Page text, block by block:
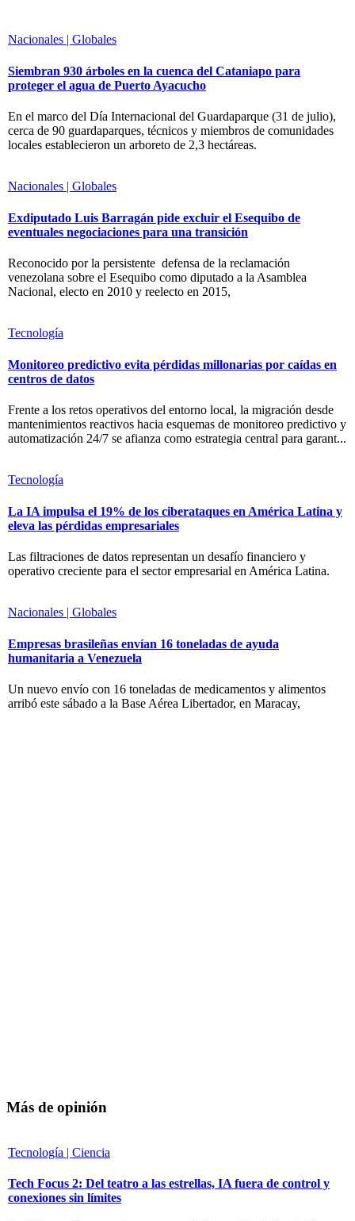
Nacionales | Globales
Siembran 930 árboles en la cuenca del Cataniapo para
proteger el agua de Puerto Ayacucho
En el marco del Día Internacional del Guardaparque (31 de julio),
cerca de 90 guardaparques, técnicos y miembros de comunidades
locales establecieron un arboreto de 2,3 hectáreas.
Nacionales | Globales
Exdiputado Luis Barragán pide excluir el Esequibo de
eventuales negociaciones para una transición
Reconocido por la persistente defensa de la reclamación
venezolana sobre el Esequibo como diputado a la Asamblea
Nacional, electo en 2010 y reelecto en 2015,
Tecnología
Monitoreo predictivo evita pérdidas millonarias por caídas en
centros de datos
Frente a los retos operativos del entorno local, la migración desde
mantenimientos reactivos hacia esquemas de monitoreo predictivo y
automatización 24/7 se afianza como estrategia central para garant...
Tecnología
La IA impulsa el 19% de los ciberataques en América Latina y
eleva las pérdidas empresariales
Las filtraciones de datos representan un desafío financiero y
operativo creciente para el sector empresarial en América Latina.
Nacionales | Globales
Empresas brasileñas envían 16 toneladas de ayuda
humanitaria a Venezuela
Un nuevo envío con 16 toneladas de medicamentos y alimentos
arribó este sábado a la Base Aérea Libertador, en Maracay,
Más de opinión
Tecnología | Ciencia
Tech Focus 2: Del teatro a las estrellas, IA fuera de control y
conexiones sin límites